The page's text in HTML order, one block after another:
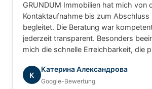
GRUNDUM Immobilien hat mich von
Kontaktaufnahme bis zum Abschluss
begleitet. Die Beratung war
jederzeit transparent. Besonders
mich die schnelle Erreichbarkeit, die
Immobilien. Ich hatte zu jeder Zeit das
nicht einfach nur eine Immobilie
К
Катерина Александрова
Google-Bewertung